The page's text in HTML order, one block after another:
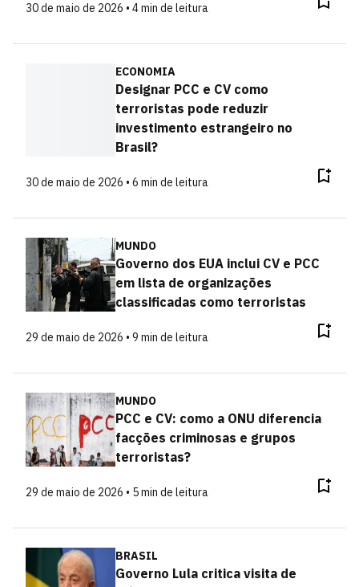
30 de maio de 2026 • 4 min de leitura
ECONOMIA
Designar PCC e CV como
terroristas pode reduzir
investimento estrangeiro no
Brasil?
30 de maio de 2026 • 6 min de leitura
MUNDO
Governo dos EUA inclui CV e PCC
em lista de organizações
classificadas como terroristas
29 de maio de 2026 • 9 min de leitura
MUNDO
PCC e CV: como a ONU diferencia
facções criminosas e grupos
terroristas?
29 de maio de 2026 • 5 min de leitura
BRASIL
Governo Lula critica visita de